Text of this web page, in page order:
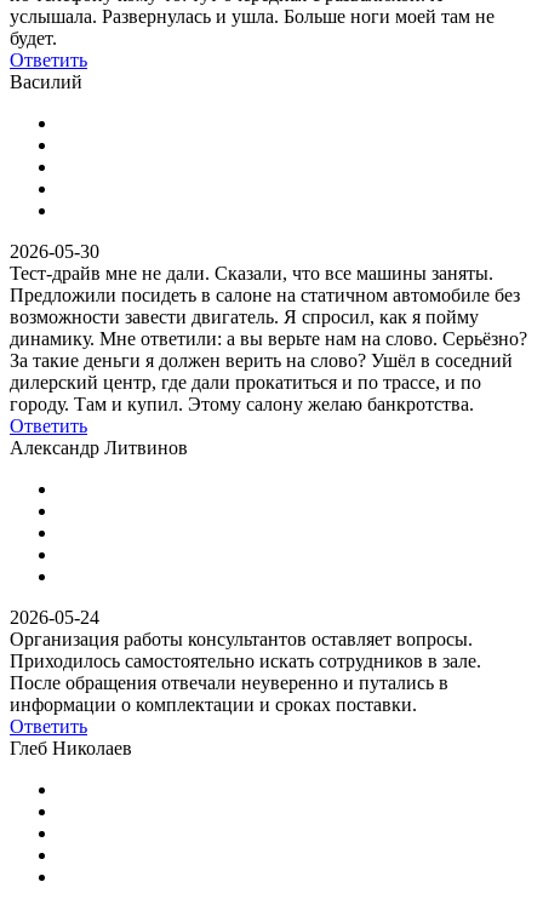
услышала. Развернулась и ушла. Больше ноги моей там не
будет.
Ответить
Василий
2026-05-30
Тест-драйв мне не дали. Сказали, что все машины заняты.
Предложили посидеть в салоне на статичном автомобиле без
возможности завести двигатель. Я спросил, как я пойму
динамику. Мне ответили: а вы верьте нам на слово. Серьёзно?
За такие деньги я должен верить на слово? Ушёл в соседний
дилерский центр, где дали прокатиться и по трассе, и по
городу. Там и купил. Этому салону желаю банкротства.
Ответить
Александр Литвинов
2026-05-24
Организация работы консультантов оставляет вопросы.
Приходилось самостоятельно искать сотрудников в зале.
После обращения отвечали неуверенно и путались в
информации о комплектации и сроках поставки.
Ответить
Глеб Николаев